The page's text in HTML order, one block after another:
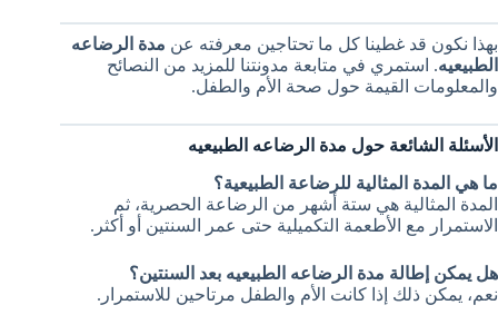
بهذا نكون قد غطينا كل ما تحتاجين معرفته عن مدة الرضاعه
الطبيعيه. استمري في متابعة مدونتنا للمزيد من النصائح
والمعلومات القيمة حول صحة الأم والطفل.
الأسئلة الشائعة حول مدة الرضاعه الطبيعيه
ما هي المدة المثالية للرضاعة الطبيعية؟
المدة المثالية هي ستة أشهر من الرضاعة الحصرية، ثم
الاستمرار مع الأطعمة التكميلية حتى عمر السنتين أو أكثر.
هل يمكن إطالة مدة الرضاعه الطبيعيه بعد السنتين؟
نعم، يمكن ذلك إذا كانت الأم والطفل مرتاحين للاستمرار.